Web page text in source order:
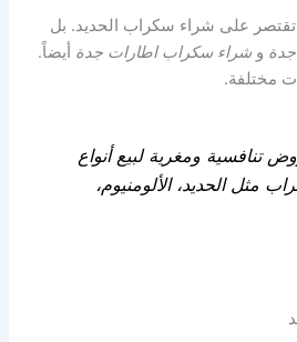
على شراء سكراب الحديد. بل
وشراء سكراب اطارات جدة أيضاً.
مختلفة.
تنافسية ومغرية لبيع أنواع
مثل الحديد، الألومنيوم،